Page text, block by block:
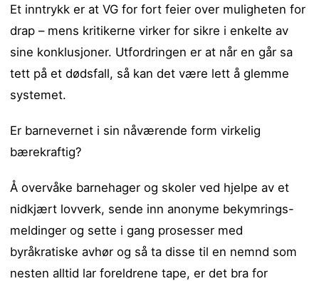
Et inntrykk er at VG for fort feier over muligheten for
drap – mens kritikerne virker for sikre i enkelte av
sine konklusjoner. Utfordringen er at når en går sa
tett på et dødsfall, så kan det være lett å glemme
systemet.
Er barnevernet i sin nåværende form virkelig
bærekraftig?
Å overvåke barnehager og skoler ved hjelpe av et
nidkjært lovverk, sende inn anonyme bekymrings-
meldinger og sette i gang prosesser med
byråkratiske avhør og så ta disse til en nemnd som
nesten alltid lar foreldrene tape, er det bra for